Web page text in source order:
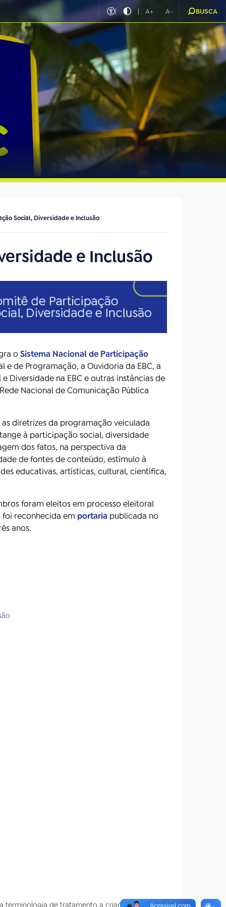
| | A+ A- BUSCA
Social, Diversidade e Inclusão
e Inclusão
oSistema Nacional de Participação
de Programação, a Ouvidoria da EBC, a
Diversidade na EBC e outras instâncias de
Nacional de Comunicação Pública
diretrizes da programação veiculada
à participação social, diversidade
dos fatos, na perspectiva da
de fontes de conteúdo, estímulo à
educativas, artísticas, cultural, científica,
foram eleitos em processo eleitoral
reconhecida em portaria publicada no
anos.
de tratamento a crianças e